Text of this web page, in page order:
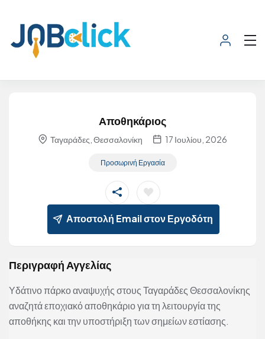
Αποθηκάριος
Ταγαράδες, Θεσσαλονίκη 17 Ιουλίου, 2026
Προσωρινή Εργασία
Αποστολή Email στον Εργοδότη
Περιγραφή Αγγελίας
Υδάτινο πάρκο αναψυχής στους Ταγαράδες Θεσσαλονίκης
αναζητά εποχιακό αποθηκάριο για τη λειτουργία της
αποθήκης και την υποστήριξη των σημείων εστίασης.